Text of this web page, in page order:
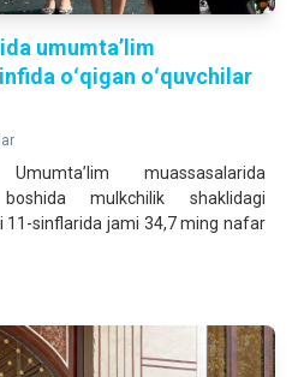
umumtaʼlim
oʻqigan oʻquvchilar
muassasalarida
mulkchilik shaklidagi
11-sinflarida jami 34,7 ming nafar